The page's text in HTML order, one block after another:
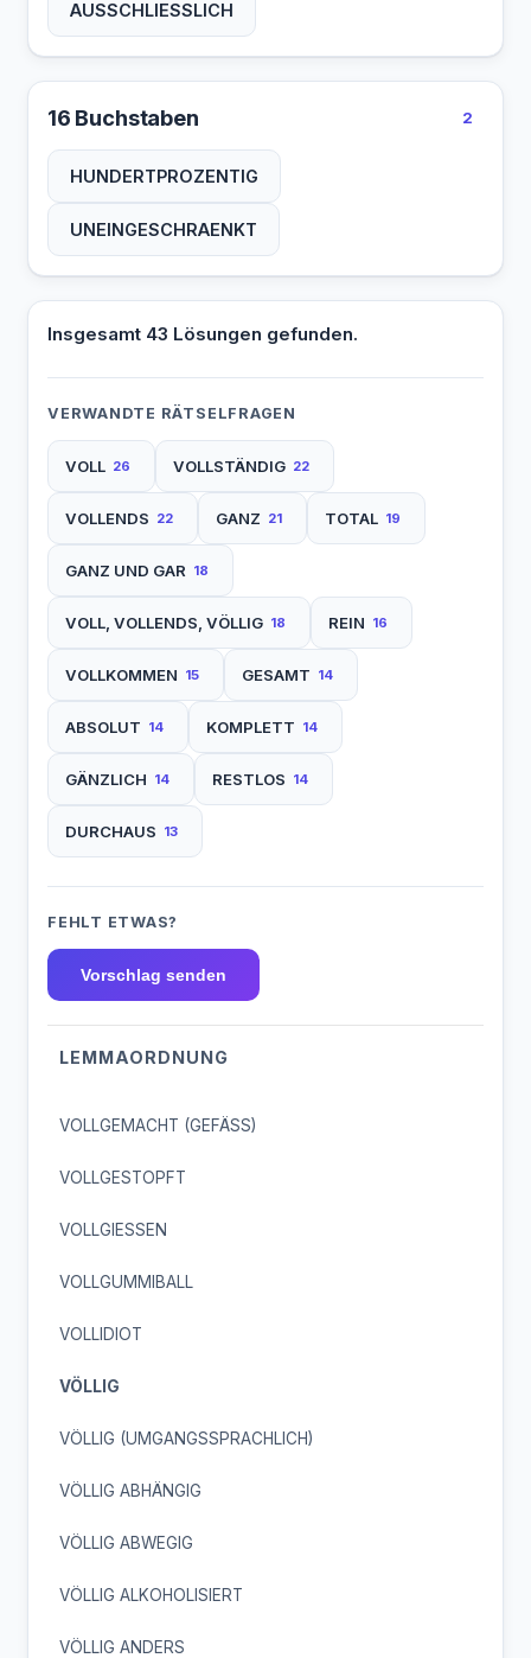
AUSSCHLIESSLICH
16 Buchstaben 2
HUNDERTPROZENTIG
UNEINGESCHRAENKT
Insgesamt 43 Lösungen gefunden.
VERWANDTE RÄTSELFRAGEN
VOLL 26 VOLLSTÄNDIG 22
VOLLENDS 22 GANZ 21 TOTAL 19
GANZ UND GAR 18
VOLL, VOLLENDS, VÖLLIG 18 REIN 16
VOLLKOMMEN 15 GESAMT 14
ABSOLUT 14 KOMPLETT 14
GÄNZLICH 14 RESTLOS 14
DURCHAUS 13
FEHLT ETWAS?
Vorschlag senden
LEMMAORDNUNG
VOLLGEMACHT (GEFÄSS)
VOLLGESTOPFT
VOLLGIESSEN
VOLLGUMMIBALL
VOLLIDIOT
VÖLLIG
VÖLLIG (UMGANGSSPRACHLICH)
VÖLLIG ABHÄNGIG
VÖLLIG ABWEGIG
VÖLLIG ALKOHOLISIERT
VÖLLIG ANDERS